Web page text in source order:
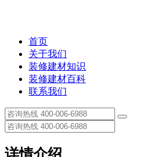
首页
关于我们
装修建材知识
装修建材百科
联系我们